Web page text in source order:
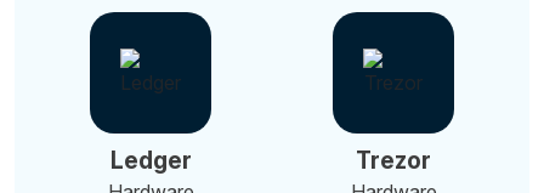
Ledger Trezor